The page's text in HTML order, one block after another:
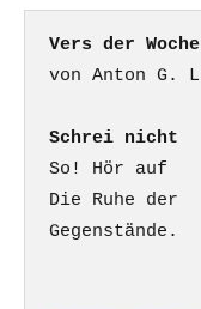
Vers der Woche
Schrei nicht
So! Hör auf
Die Ruhe der
Gegenstände.